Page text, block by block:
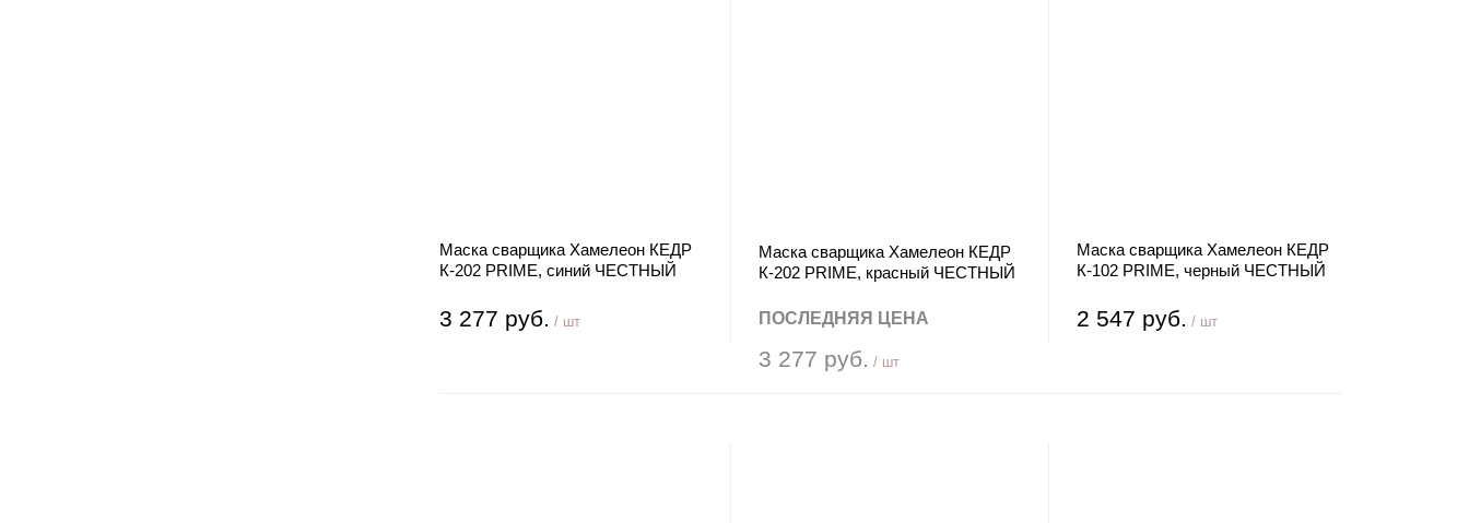
Маска сварщика Хамелеон КЕДР
К-202 PRIME, синий ЧЕСТНЫЙ
3 277 руб. / шт
Маска сварщика Хамелеон КЕДР
К-202 PRIME, красный ЧЕСТНЫЙ
ПОСЛЕДНЯЯ ЦЕНА
3 277 руб. / шт
Маска сварщика Хамелеон КЕДР
К-102 PRIME, черный ЧЕСТНЫЙ
2 547 руб. / шт